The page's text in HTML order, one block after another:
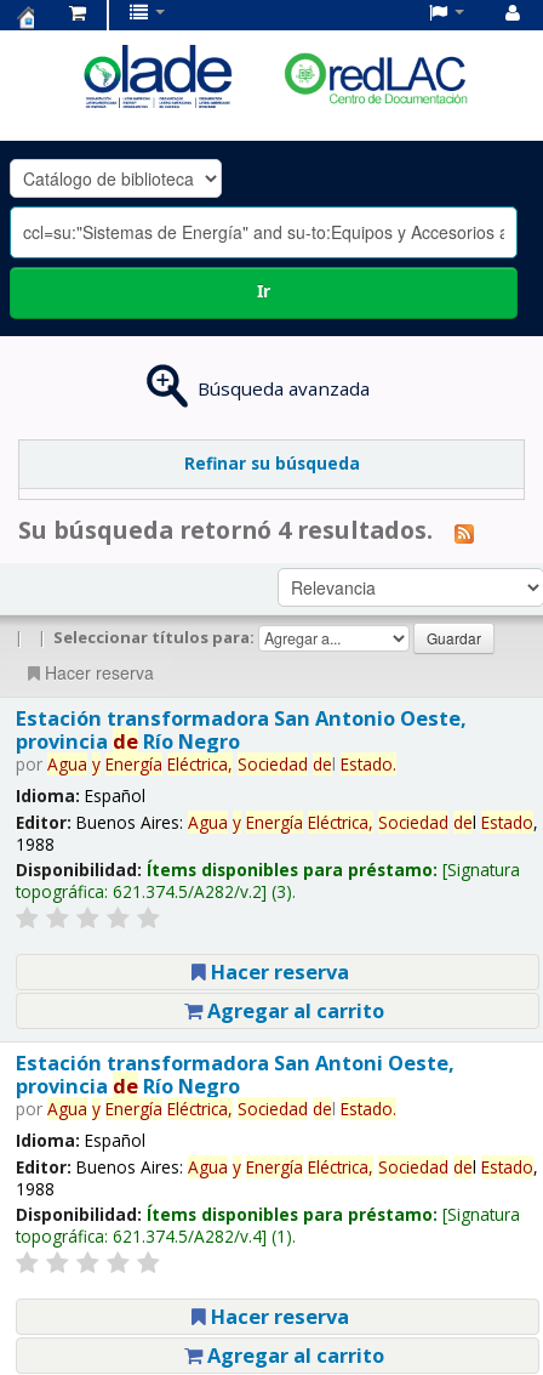
OLADE
-
Ir
Búsqueda avanzada
Refinar su búsqueda
Su búsqueda retornó 4 resultados.
| | Seleccionar títulos para:
Hacer reserva
Estación transformadora San Antonio Oeste,
provincia deRío Negro
por Agua y Energía Eléctrica, Sociedad del Estado.
Idioma: Español
Editor: Buenos Aires: Agua y Energía Eléctrica, Sociedad del Estado,
1988
Disponibilidad: Ítems disponibles para préstamo: Signatura
topográfica: 621.374.5/A282/v.2 (3).
Hacer reserva
Agregar al carrito
Estación transformadora San Antoni Oeste,
provincia deRío Negro
por Agua y Energía Eléctrica, Sociedad del Estado.
Idioma: Español
Editor: Buenos Aires: Agua y Energía Eléctrica, Sociedad del Estado,
1988
Disponibilidad: Ítems disponibles para préstamo: Signatura
topográfica: 621.374.5/A282/v.4 (1).
Hacer reserva
Agregar al carrito